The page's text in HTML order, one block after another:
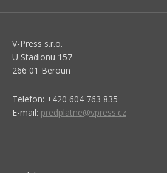
V-Press s.r.o.
U Stadionu 157
266 01 Beroun
Telefon: +420 604 763 835
E-mail: predplatne@vpress.cz